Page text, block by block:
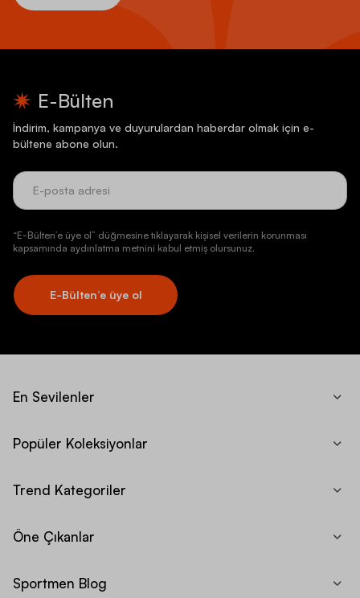
E-Bülten
İndirim, kampanya ve duyurulardan haberdar olmak için e-
bültene abone olun.
“E-Bülten’e üye ol” düğmesine tıklayarak kişisel verilerin korunması
kapsamında aydınlatma metnini kabul etmiş olursunuz.
E-Bülten’e üye ol
En Sevilenler
Popüler Koleksiyonlar
Trend Kategoriler
Öne Çıkanlar
Sportmen Blog